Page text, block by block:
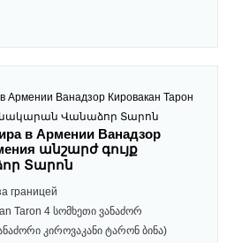
в Армении Ванадзор
անշարժ գույք
Տարոն
границей
Taron 4 სომხეთი ვანაძორ
კიროვაკანი ტარონ ბინა)